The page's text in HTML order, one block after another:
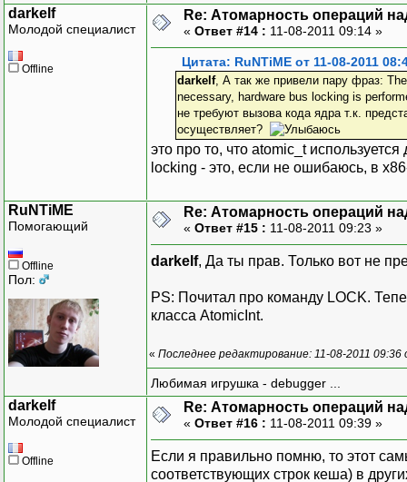
darkelf
Молодой специалист
Offline
Re: Атомарность операций
« Ответ #14 : 11-08-2011 09:14 »
Цитата: RuNTiME от 11-08-2011
darkelf, А так же привели пару фраз:
necessary, hardware bus locking is
не требуют вызова кода ядра т.к.
осуществляет?
это про то, что atomic_t
locking - это, если не ошибаюсь, в
RuNTiME
Помогающий
Offline
Пол:
Re: Атомарность операций
« Ответ #15 : 11-08-2011 09:23 »
darkelf, Да ты прав. Только вот не
PS: Почитал про команду LOCK.
класса AtomicInt.
« Последнее редактирование: 11-08-2011 09:36
Любимая игрушка - debugger ...
darkelf
Молодой специалист
Offline
Re: Атомарность операций
« Ответ #16 : 11-08-2011 09:39 »
Если я правильно помню, то этот
соответствующих строк кеша) в